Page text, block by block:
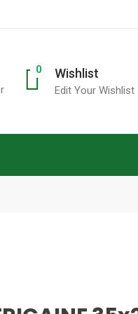
0 Wishlist
Edit Your Wishlist